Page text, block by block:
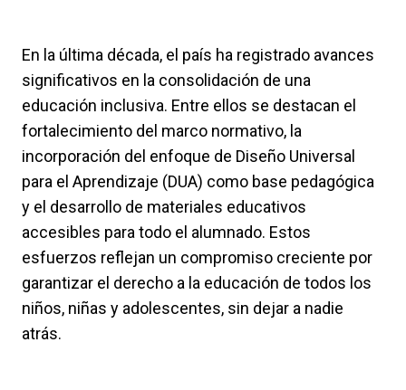
En la última década, el país ha registrado avances
significativos en la consolidación de una
educación inclusiva. Entre ellos se destacan el
fortalecimiento del marco normativo, la
incorporación del enfoque de Diseño Universal
para el Aprendizaje (DUA) como base pedagógica
y el desarrollo de materiales educativos
accesibles para todo el alumnado. Estos
esfuerzos reflejan un compromiso creciente por
garantizar el derecho a la educación de todos los
niños, niñas y adolescentes, sin dejar a nadie
atrás.